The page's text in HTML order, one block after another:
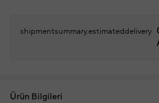
shipmentsummary.estimateddelivery
Ürün Bilgileri